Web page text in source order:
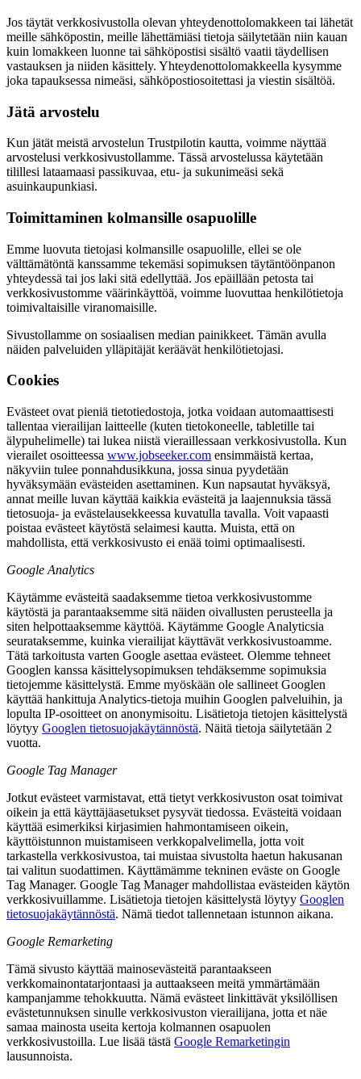
Jos täytät verkkosivustolla olevan yhteydenottolomakkeen tai lähetät
meille sähköpostin, meille lähettämiäsi tietoja säilytetään niin kauan
kuin lomakkeen luonne tai sähköpostisi sisältö vaatii täydellisen
vastauksen ja niiden käsittely. Yhteydenottolomakkeella kysymme
joka tapauksessa nimeäsi, sähköpostiosoitettasi ja viestin sisältöä.
Jätä arvostelu
Kun jätät meistä arvostelun Trustpilotin kautta, voimme näyttää
arvostelusi verkkosivustollamme. Tässä arvostelussa käytetään
tilillesi lataamaasi passikuvaa, etu- ja sukunimeäsi sekä
asuinkaupunkiasi.
Toimittaminen kolmansille osapuolille
Emme luovuta tietojasi kolmansille osapuolille, ellei se ole
välttämätöntä kanssamme tekemäsi sopimuksen täytäntöönpanon
yhteydessä tai jos laki sitä edellyttää. Jos epäillään petosta tai
verkkosivustomme väärinkäyttöä, voimme luovuttaa henkilötietoja
toimivaltaisille viranomaisille.
Sivustollamme on sosiaalisen median painikkeet. Tämän avulla
näiden palveluiden ylläpitäjät keräävät henkilötietojasi.
Cookies
Evästeet ovat pieniä tietotiedostoja, jotka voidaan automaattisesti
tallentaa vierailijan laitteelle (kuten tietokoneelle, tabletille tai
älypuhelimelle) tai lukea niistä vieraillessaan verkkosivustolla. Kun
vierailet osoitteessa www.jobseeker.com ensimmäistä kertaa,
näkyviin tulee ponnahdusikkuna, jossa sinua pyydetään
hyväksymään evästeiden asettaminen. Kun napsautat hyväksyä,
annat meille luvan käyttää kaikkia evästeitä ja laajennuksia tässä
tietosuoja- ja evästelausekkeessa kuvatulla tavalla. Voit vapaasti
poistaa evästeet käytöstä selaimesi kautta. Muista, että on
mahdollista, että verkkosivusto ei enää toimi optimaalisesti.
Google Analytics
Käytämme evästeitä saadaksemme tietoa verkkosivustomme
käytöstä ja parantaaksemme sitä näiden oivallusten perusteella ja
siten helpottaaksemme käyttöä. Käytämme Google Analyticsia
seurataksemme, kuinka vierailijat käyttävät verkkosivustoamme.
Tätä tarkoitusta varten Google asettaa evästeet. Olemme tehneet
Googlen kanssa käsittelysopimuksen tehdäksemme sopimuksia
tietojemme käsittelystä. Emme myöskään ole sallineet Googlen
käyttää hankittuja Analytics-tietoja muihin Googlen palveluihin, ja
lopulta IP-osoitteet on anonymisoitu. Lisätietoja tietojen käsittelystä
löytyy Googlen tietosuojakäytännöstä. Näitä tietoja säilytetään 2
vuotta.
Google Tag Manager
Jotkut evästeet varmistavat, että tietyt verkkosivuston osat toimivat
oikein ja että käyttäjäasetukset pysyvät tiedossa. Evästeitä voidaan
käyttää esimerkiksi kirjasimien hahmontamiseen oikein,
käyttöistunnon muistamiseen verkkopalvelimella, jotta voit
tarkastella verkkosivustoa, tai muistaa sivustolta haetun hakusanan
tai valitun suodattimen. Käyttämämme tekninen eväste on Google
Tag Manager. Google Tag Manager mahdollistaa evästeiden käytön
verkkosivuillamme. Lisätietoja tietojen käsittelystä löytyy Googlen
tietosuojakäytännöstä. Nämä tiedot tallennetaan istunnon aikana.
Google Remarketing
Tämä sivusto käyttää mainosevästeitä parantaakseen
verkkomainontatarjontaasi ja auttaakseen meitä ymmärtämään
kampanjamme tehokkuutta. Nämä evästeet linkittävät yksilöllisen
evästetunnuksen sinulle verkkosivuston vierailijana, jotta et näe
samaa mainosta useita kertoja kolmannen osapuolen
verkkosivustoilla. Lue lisää tästä Google Remarketingin
lausunnoista.